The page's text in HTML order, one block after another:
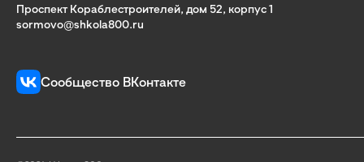
Проспект Кораблестроителей, дом 52, корпус 1
sormovo@shkola800.ru
Сообщество ВКонтакте